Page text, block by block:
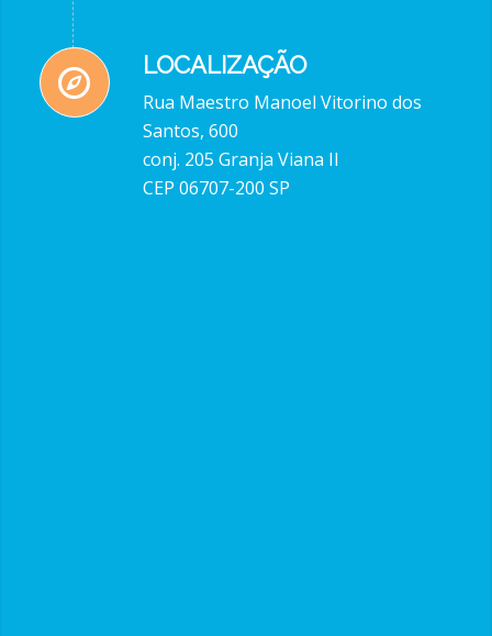
LOCALIZAÇÃO
Rua Maestro Manoel Vitorino dos
Santos, 600
conj. 205 Granja Viana II
CEP 06707-200 SP